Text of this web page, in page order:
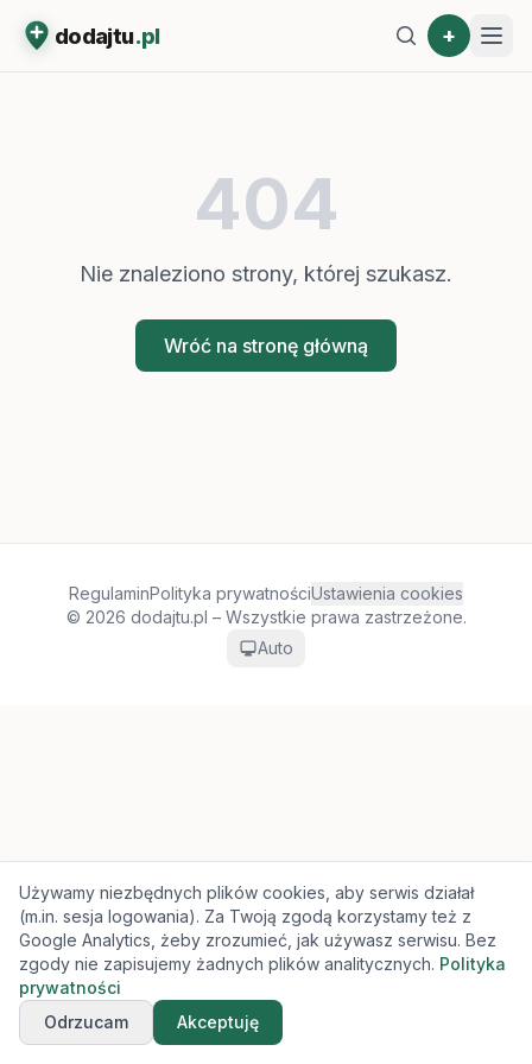
dodajtu.pl +
404
Nie znaleziono strony, której szukasz.
Wróć na stronę główną
RegulaminPolityka prywatnościUstawienia cookies
© 2026 dodajtu.pl – Wszystkie prawa zastrzeżone.
Auto
Używamy niezbędnych plików cookies, aby serwis działał
(m.in. sesja logowania). Za Twoją zgodą korzystamy też z
Google Analytics, żeby zrozumieć, jak używasz serwisu. Bez
zgody nie zapisujemy żadnych plików analitycznych. Polityka
prywatności
Odrzucam
Akceptuję